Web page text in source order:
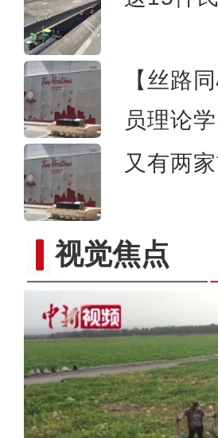
【丝路
员理论
又有两
视觉焦点